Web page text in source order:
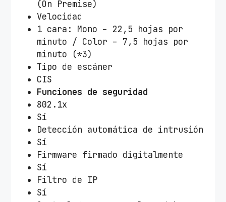
(On Premise)
Velocidad
1 cara: Mono – 22,5 hojas por
minuto / Color – 7,5 hojas por
minuto (*3)
Tipo de escáner
CIS
Funciones de seguridad
802.1x
Sí
Detección automática de intrusión
Sí
Firmware firmado digitalmente
Sí
Filtro de IP
Sí